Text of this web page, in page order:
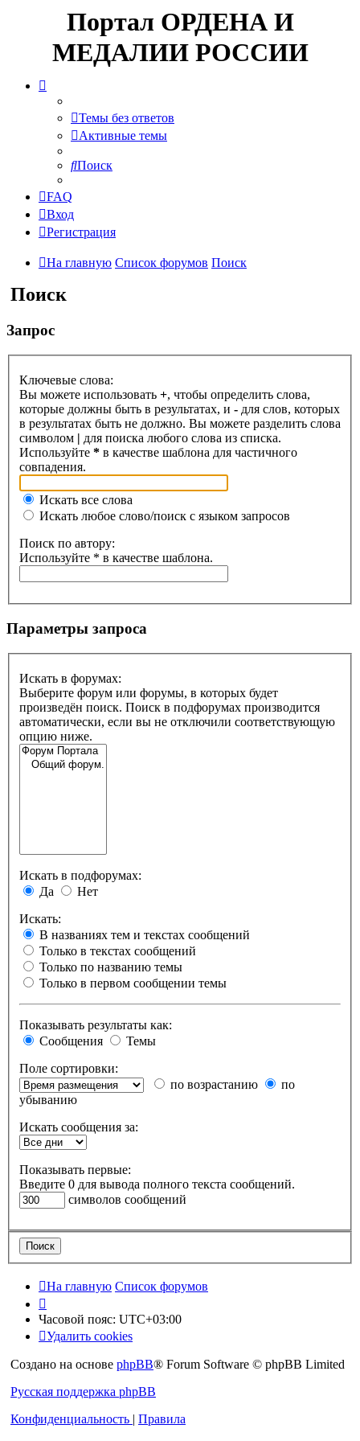
Портал ОРДЕНА И
МЕДАЛИИ РОССИИ
Темы без ответов
Активные темы
Поиск
FAQ
Вход
Регистрация
На главную Список форумов Поиск
Поиск
Запрос
Ключевые слова:
Вы можете использовать +, чтобы определить слова,
которые должны быть в результатах, и - для слов, которых
в результатах быть не должно. Вы можете разделить слова
символом | для поиска любого слова из списка.
Используйте * в качестве шаблона для частичного
совпадения.
Искать все слова
Искать любое слово/поиск с языком запросов
Поиск по автору:
Используйте * в качестве шаблона.
Параметры запроса
Искать в форумах:
Выберите форум или форумы, в которых будет
произведён поиск. Поиск в подфорумах производится
автоматически, если вы не отключили соответствующую
опцию ниже.
Искать в подфорумах:
Да
Нет
Искать:
В названиях тем и текстах сообщений
Только в текстах сообщений
Только по названию темы
Только в первом сообщении темы
Показывать результаты как:
Сообщения
Темы
Поле сортировки:
по возрастанию
по
убыванию
Искать сообщения за:
Показывать первые:
Введите 0 для вывода полного текста сообщений.
символов сообщений
На главную Список форумов
Часовой пояс: UTC+03:00
Удалить cookies
Создано на основе phpBB® Forum Software © phpBB Limited
Русская поддержка phpBB
Конфиденциальность | Правила